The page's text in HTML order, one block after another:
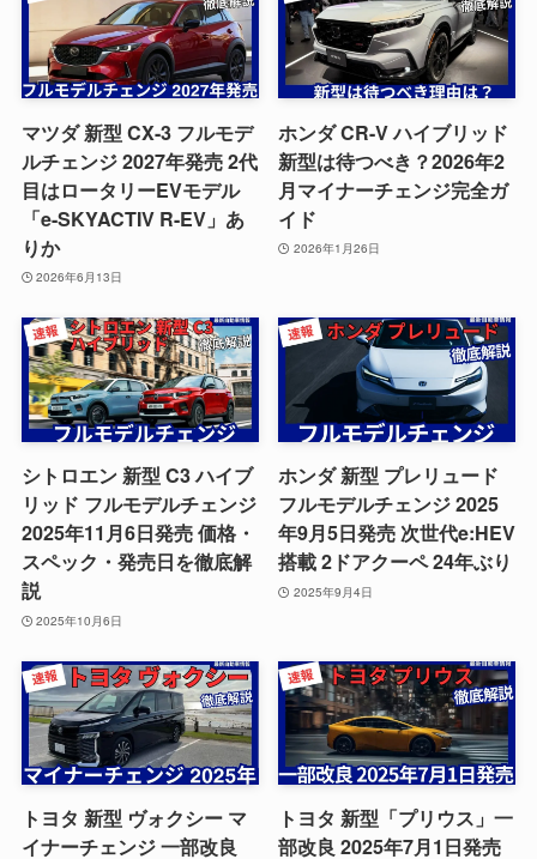
マツダ 新型 CX-3 フルモデ
ルチェンジ 2027年発売 2代
目はロータリーEVモデル
「e-SKYACTIV R-EV」あ
りか
2026年6月13日
ホンダ CR-V ハイブリッド
新型は待つべき？2026年2
月マイナーチェンジ完全ガ
イド
2026年1月26日
シトロエン 新型 C3 ハイブ
リッド フルモデルチェンジ
2025年11月6日発売 価格・
スペック・発売日を徹底解
説
2025年10月6日
ホンダ 新型 プレリュード
フルモデルチェンジ 2025
年9月5日発売 次世代e:HEV
搭載 2ドアクーペ 24年ぶり
2025年9月4日
トヨタ 新型 ヴォクシー マ
イナーチェンジ 一部改良
トヨタ 新型「プリウス」一
部改良 2025年7月1日発売